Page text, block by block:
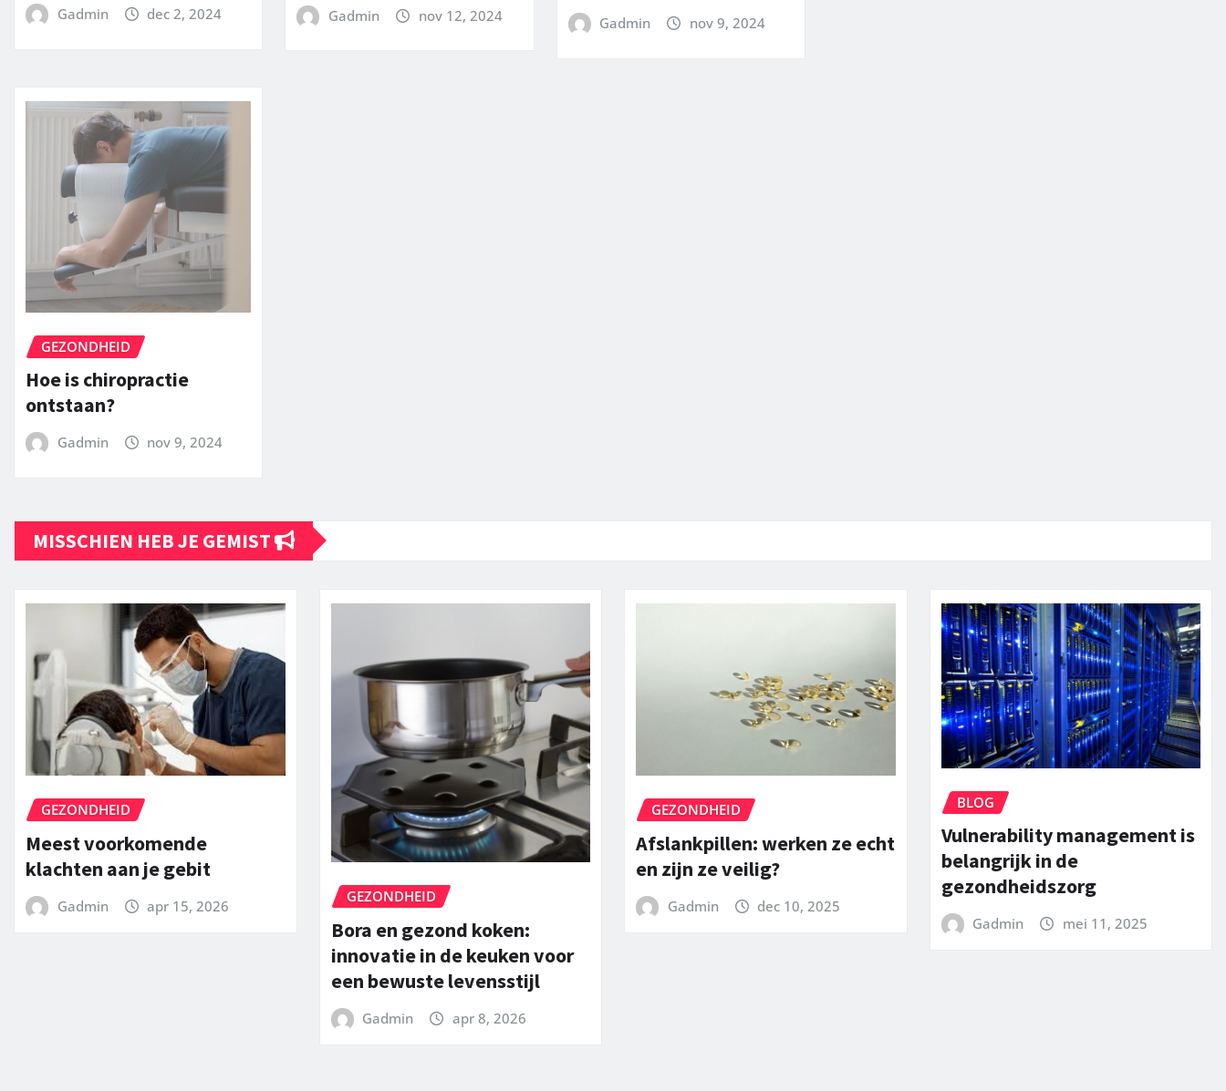
Gadmin dec 2, 2024 Gadmin nov 12, 2024 Gadmin nov 9, 2024
GEZONDHEID
Hoe is chiropractie
ontstaan?
Gadmin nov 9, 2024
MISSCHIEN HEB JE GEMIST
GEZONDHEID
Meest voorkomende
klachten aan je gebit
Gadmin apr 15, 2026
GEZONDHEID
Bora en gezond koken:
innovatie in de keuken voor
een bewuste levensstijl
Gadmin apr 8, 2026
GEZONDHEID
Afslankpillen: werken ze echt
en zijn ze veilig?
Gadmin dec 10, 2025
BLOG
Vulnerability management is
belangrijk in de
gezondheidszorg
Gadmin mei 11, 2025